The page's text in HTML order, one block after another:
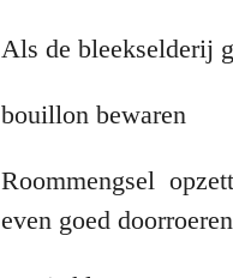
Als de bleekselderij
bouillon bewaren
Roommengsel
even goed